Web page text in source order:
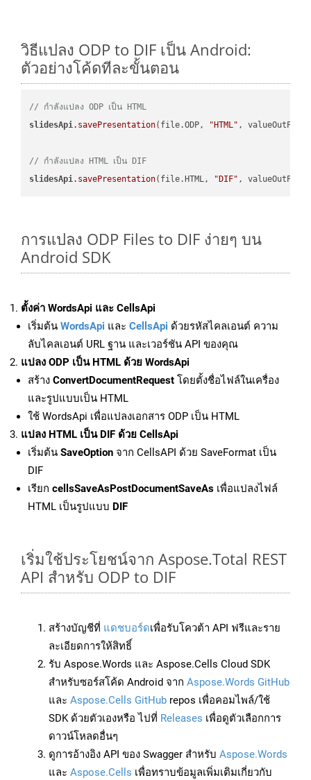
วิธีแปลง ODP to DIF เป็น Android:
ตัวอย่างโค้ดทีละขั้นตอน
// กำลังแปลง ODP เป็น HTML
slidesApi.savePresentation(file.ODP, "HTML" ,
// กำลังแปลง HTML เป็น DIF
slidesApi.savePresentation(file.HTML, "DIF"
การแปลง ODP Files to DIF ง่ายๆ บน
Android SDK
ตั้งค่า WordsApi และ CellsApi
เริ่มต้น WordsApi และ CellsApi ด้วยรหัสไคลเอนต์ ความ
ลับไคลเอนต์ URL ฐาน และเวอร์ชัน API ของคุณ
แปลง ODP เป็น HTML ด้วย WordsApi
สร้าง ConvertDocumentRequest โดยตั้งชื่อไฟล์ในเครื่อง
และรูปแบบเป็น HTML
ใช้ WordsApi เพื่อแปลงเอกสาร ODP เป็น HTML
แปลง HTML เป็น DIF ด้วย CellsApi
เริ่มต้น SaveOption จาก CellsAPI ด้วย SaveFormat เป็น
DIF
เรียก cellsSaveAsPostDocumentSaveAs เพื่อแปลงไฟล์
HTML เป็นรูปแบบ DIF
เริ่มใช้ประโยชน์จาก Aspose.Total REST
API สำหรับ ODP to DIF
สร้างบัญชีที่ แดชบอร์ดเพื่อรับโควต้า API ฟรีและราย
ละเอียดการให้สิทธิ์
รับ Aspose.Words และ Aspose.Cells Cloud SDK
สำหรับซอร์สโค้ด Android จาก Aspose.Words GitHub
และ Aspose.Cells GitHub repos เพื่อคอมไพล์/ใช้
SDK ด้วยตัวเองหรือ ไปที่ Releases เพื่อดูตัวเลือกการ
ดาวน์โหลดอื่นๆ
ดูการอ้างอิง API ของ Swagger สำหรับ Aspose.Words
และ Aspose.Cells เพื่อทราบข้อมูลเพิ่มเติมเกี่ยวกับ